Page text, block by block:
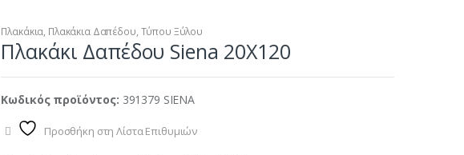
Πλακάκια, Πλακάκια Δαπέδου, Τύπου Ξύλου
Πλακάκι Δαπέδου Siena 20X120
Κωδικός προϊόντος: 391379 SIENA
Προσθήκη στη Λίστα Επιθυμιών